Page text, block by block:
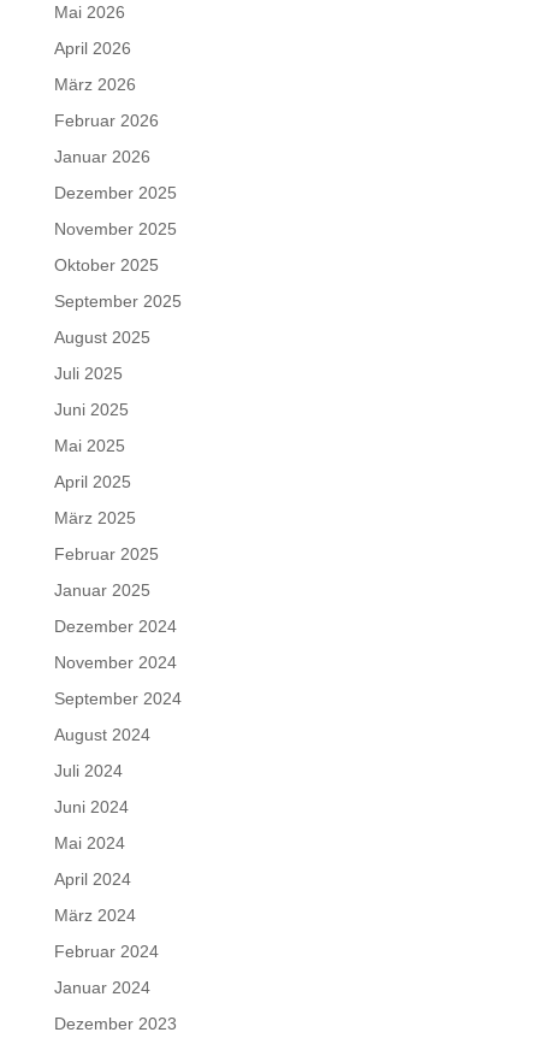
Mai 2026
April 2026
März 2026
Februar 2026
Januar 2026
Dezember 2025
November 2025
Oktober 2025
September 2025
August 2025
Juli 2025
Juni 2025
Mai 2025
April 2025
März 2025
Februar 2025
Januar 2025
Dezember 2024
November 2024
September 2024
August 2024
Juli 2024
Juni 2024
Mai 2024
April 2024
März 2024
Februar 2024
Januar 2024
Dezember 2023